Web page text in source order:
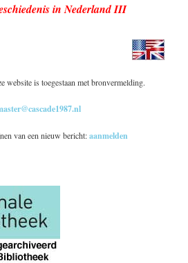
in Nederland III
website is toegestaan met bronvermelding.
van een nieuw bericht:aanmelden